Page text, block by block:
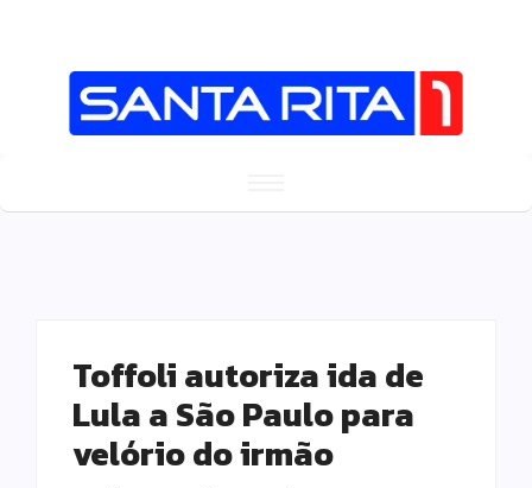
Toffoli autoriza ida de
Lula a São Paulo para
velório do irmão